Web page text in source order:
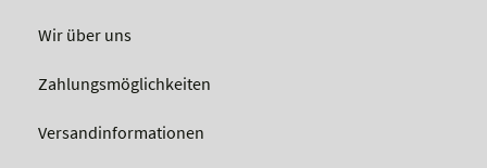
Wir über uns
Zahlungsmöglichkeiten
Versandinformationen